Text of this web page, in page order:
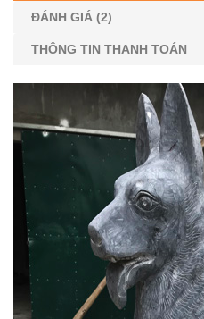
ĐÁNH GIÁ (2)
THÔNG TIN THANH TOÁN